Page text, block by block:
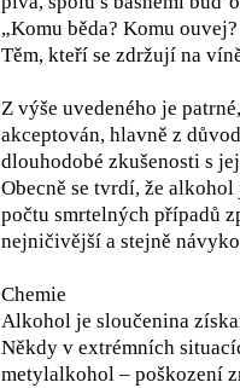
„Komu běda? Komu
Těm, kteří se zdržují na
Z výše uvedeného je
akceptován, hlavně z
dlouhodobé zkušenosti s
Obecně se tvrdí, že
počtu smrtelných případů
nejničivější a stejně
Chemie
Alkohol je sloučenina
Někdy v extrémních
metylalkohol – poškození